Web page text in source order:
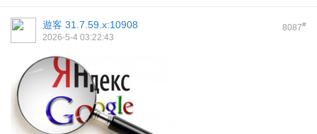
8087#
遊客 31.7.59.x:10908
2026-5-4 03:22:43